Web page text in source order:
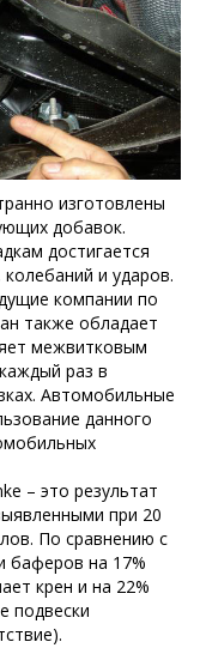
изготовлены
добавок.
достигается
и ударов.
компании по
также обладает
межвитковым
раз в
Автомобильные
данного
– это результат
при 20
По сравнению с
баферов на 17%
крен и на 22%
подвески